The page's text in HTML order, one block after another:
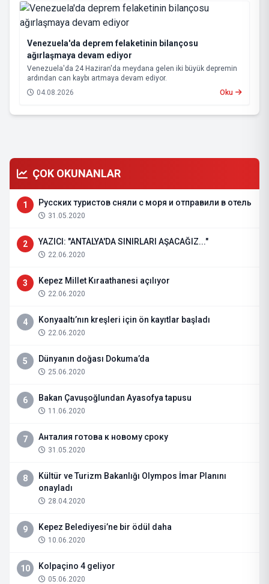
Venezuela'da deprem felaketinin bilançosu
ağırlaşmaya devam ediyor
Venezuela'da 24 Haziran'da meydana gelen iki büyük depremin
ardından can kaybı artmaya devam ediyor.
04.08.2026
Oku
ÇOK OKUNANLAR
1 Русских туристов сняли с моря и отправили в отель
31.05.2020
2 YAZICI: "ANTALYA'DA SINIRLARI AŞACAĞIZ..."
22.06.2020
3 Kepez Millet Kıraathanesi açılıyor
22.06.2020
4 Konyaaltı’nın kreşleri için ön kayıtlar başladı
22.06.2020
5 Dünyanın doğası Dokuma’da
25.06.2020
6 Bakan Çavuşoğlundan Ayasofya tapusu
11.06.2020
7 Анталия готова к новому сроку
31.05.2020
8
Kültür ve Turizm Bakanlığı Olympos İmar Planını
onayladı
28.04.2020
9 Kepez Belediyesi’ne bir ödül daha
10.06.2020
10 Kolpaçino 4 geliyor
05.06.2020